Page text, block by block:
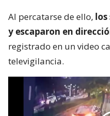
Al percatarse de ello,
y escaparon en
registrado en un video
televigilancia.